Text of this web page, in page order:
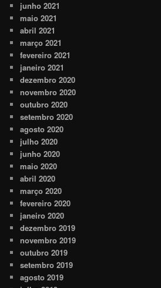
junho 2021
maio 2021
abril 2021
março 2021
fevereiro 2021
janeiro 2021
dezembro 2020
novembro 2020
outubro 2020
setembro 2020
agosto 2020
julho 2020
junho 2020
maio 2020
abril 2020
março 2020
fevereiro 2020
janeiro 2020
dezembro 2019
novembro 2019
outubro 2019
setembro 2019
agosto 2019